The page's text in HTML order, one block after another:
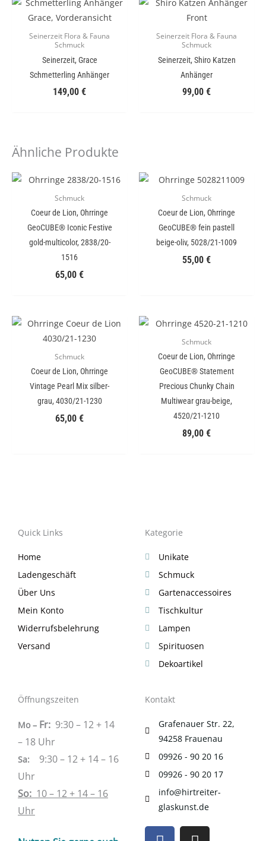
Seinerzeit Flora & Fauna
Schmuck
Seinerzeit, Grace
Schmetterling Anhänger
149,00 €
Seinerzeit Flora & Fauna
Schmuck
Seinerzeit, Shiro Katzen
Anhänger
99,00 €
Ähnliche Produkte
Schmuck
Coeur de Lion, Ohrringe
GeoCUBE® Iconic Festive
gold-multicolor, 2838/20-
1516
65,00 €
Schmuck
Coeur de Lion, Ohrringe
GeoCUBE® fein pastell
beige-oliv, 5028/21-1009
55,00 €
Schmuck
Coeur de Lion, Ohrringe
Vintage Pearl Mix silber-
grau, 4030/21-1230
65,00 €
Schmuck
Coeur de Lion, Ohrringe
GeoCUBE® Statement
Precious Chunky Chain
Multiwear grau-beige,
4520/21-1210
89,00 €
Quick Links
Home
Ladengeschäft
Über Uns
Mein Konto
Widerrufsbelehrung
Versand
Kategorie
Unikate
Schmuck
Gartenaccessoires
Tischkultur
Lampen
Spirituosen
Dekoartikel
Öffnungszeiten
Mo – Fr: 9:30 – 12 + 14
– 18 Uhr
Sa: 9:30 – 12 + 14 – 16
Uhr
So: 10 – 12 + 14 – 16
Uhr
Kontakt
Grafenauer Str. 22,
94258 Frauenau
09926 - 90 20 16
09926 - 90 20 17
info@hirtreiter-
glaskunst.de
F I